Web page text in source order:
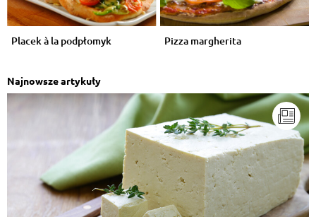
Placek à la podpłomyk Pizza margherita
Najnowsze artykuły